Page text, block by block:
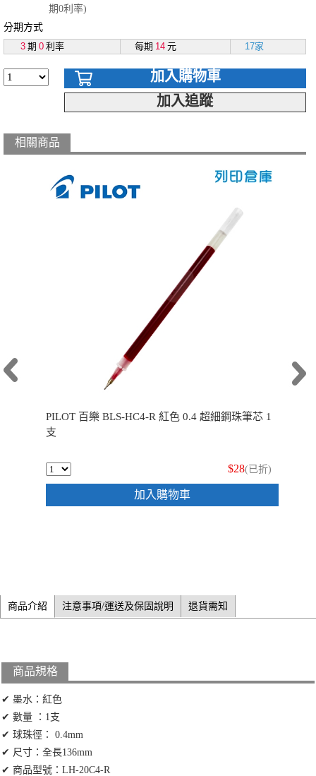
期0利率)
分期方式
3 期 0 利率 每期 14 元 17家
加入購物車
加入追蹤
相關商品
PILOT 百樂 BLS-HC4-R 紅色 0.4 超細鋼珠筆芯 1
支
$28(已折)
加入購物車
商品介紹 注意事項/運送及保固說明 退貨需知
商品規格
✔ 墨水：紅色
✔ 數量 ：1支
✔ 球珠徑： 0.4mm
✔ 尺寸：全長136mm
✔ 商品型號：LH-20C4-R